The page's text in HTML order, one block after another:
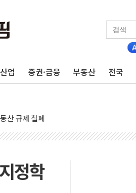
산업 증권·금융 부동산 전국
대 3.5m 높은 물결
상대응기구 가동
7명 고립…전원 구조
우스 유성우 관측
여부 조사
성…체감온도 38도 넘으면 중단
정학